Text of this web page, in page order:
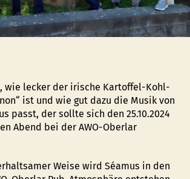
wie lecker der irische Kartoffel-Kohl-
ist und wie gut dazu die Musik von
passt, der sollte sich den 25.10.2024
Abend bei der AWO-Oberlar
Weise wird Séamus in den